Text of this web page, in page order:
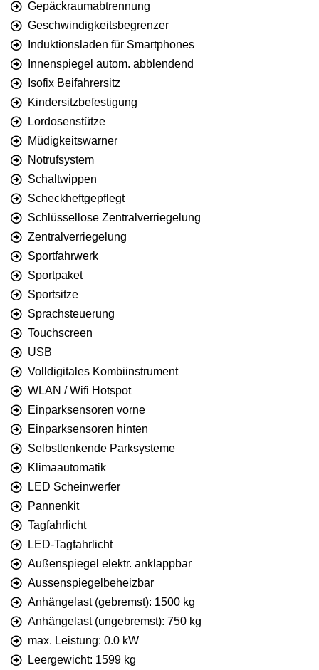
Gepäckraumabtrennung
Geschwindigkeitsbegrenzer
Induktionsladen für Smartphones
Innenspiegel autom. abblendend
Isofix Beifahrersitz
Kindersitzbefestigung
Lordosenstütze
Müdigkeitswarner
Notrufsystem
Schaltwippen
Scheckheftgepflegt
Schlüssellose Zentralverriegelung
Zentralverriegelung
Sportfahrwerk
Sportpaket
Sportsitze
Sprachsteuerung
Touchscreen
USB
Volldigitales Kombiinstrument
WLAN / Wifi Hotspot
Einparksensoren vorne
Einparksensoren hinten
Selbstlenkende Parksysteme
Klimaautomatik
LED Scheinwerfer
Pannenkit
Tagfahrlicht
LED-Tagfahrlicht
Außenspiegel elektr. anklappbar
Aussenspiegelbeheizbar
Anhängelast (gebremst): 1500 kg
Anhängelast (ungebremst): 750 kg
max. Leistung: 0.0 kW
Leergewicht: 1599 kg